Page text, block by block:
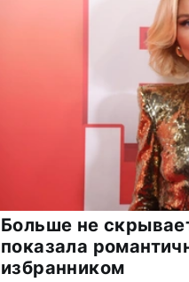
Больше не
показала
избранником